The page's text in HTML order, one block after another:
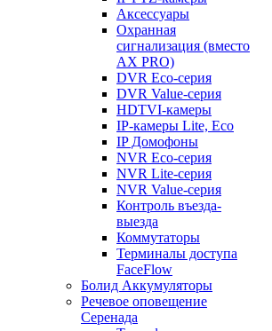
Аксессуары
Охранная
сигнализация (вместо
AX PRO)
DVR Eco-серия
DVR Value-серия
HDTVI-камеры
IP-камеры Lite, Eco
IP Домофоны
NVR Eco-серия
NVR Lite-серия
NVR Value-серия
Контроль въезда-
выезда
Коммутаторы
Терминалы доступа
FaceFlow
Болид Аккумуляторы
Речевое оповещение
Серенада